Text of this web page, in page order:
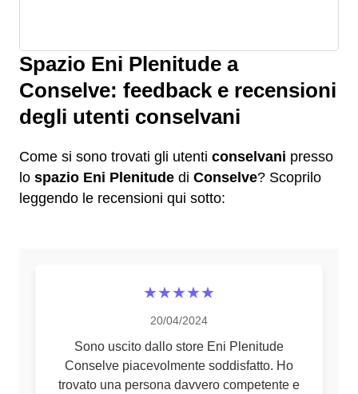
Spazio Eni Plenitude a
Conselve: feedback e recensioni
degli utenti conselvani
Come si sono trovati gli utenti conselvani presso
lo spazio Eni Plenitude di Conselve? Scoprilo
leggendo le recensioni qui sotto:
★★★★★
20/04/2024
Sono uscito dallo store Eni Plenitude
Conselve piacevolmente soddisfatto. Ho
trovato una persona davvero competente e